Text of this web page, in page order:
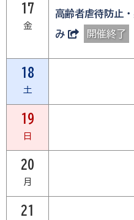
17
金
高齢者虐待防止
み 開催終了
18
土
19
日
20
月
21